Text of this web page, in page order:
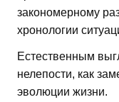
закономерному
хронологии
Естественным
нелепости, как
эволюции жизни.